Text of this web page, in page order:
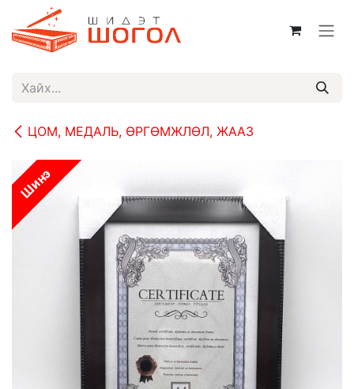
Skip to Content
ЦОМ, МЕДАЛЬ, ӨРГӨМЖЛӨЛ, ЖААЗ
Шинэ